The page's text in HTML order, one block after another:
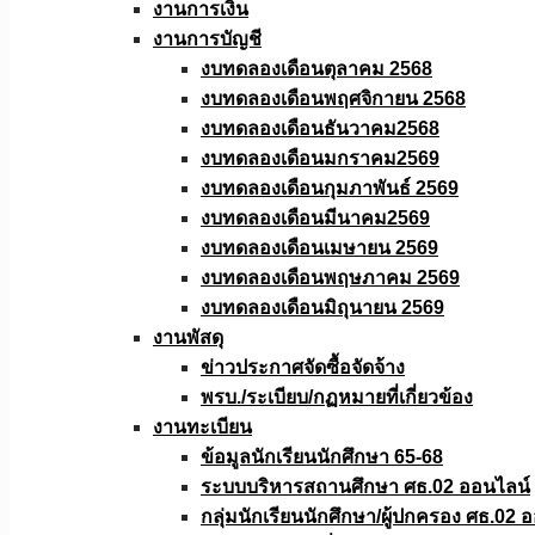
งานการเงิน
งานการบัญชี
งบทดลองเดือนตุลาคม 2568
งบทดลองเดือนพฤศจิกายน 2568
งบทดลองเดือนธันวาคม2568
งบทดลองเดือนมกราคม2569
งบทดลองเดือนกุมภาพันธ์ 2569
งบทดลองเดือนมีนาคม2569
งบทดลองเดือนเมษายน 2569
งบทดลองเดือนพฤษภาคม 2569
งบทดลองเดือนมิถุนายน 2569
งานพัสดุ
ข่าวประกาศจัดซื้อจัดจ้าง
พรบ./ระเบียบ/กฏหมายที่เกี่ยวข้อง
งานทะเบียน
ข้อมูลนักเรียนนักศึกษา 65-68
ระบบบริหารสถานศึกษา ศธ.02 ออนไลน์
กลุ่มนักเรียนนักศึกษา/ผู้ปกครอง ศธ.02